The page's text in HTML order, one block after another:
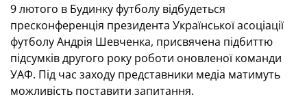
9 лютого в Будинку футболу відбудеться
пресконференція президента Української асоціації
футболу Андрія Шевченка, присвячена підбиттю
підсумків другого року роботи оновленої команди
УАФ. Під час заходу представники медіа матимуть
можливість поставити запитання.